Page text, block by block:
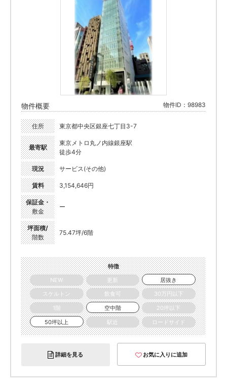
物件概要 物件ID：98983
住所 東京都中央区銀座七丁目3-7
最寄駅
東京メトロ丸ノ内線銀座駅
徒歩4分
現況 サービス(その他)
賃料 3,154,646円
保証金・
敷金
ー
坪面積/
階数
75.47坪/6階
特徴
NEW
更新
居抜き
スケルトン
飲食可
30万円以下
1階
空中階
20坪以下
50坪以上
駅近 ロードサイド
詳細を見る お気に入りに追加